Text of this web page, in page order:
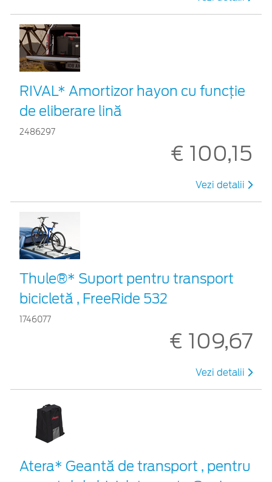
RIVAL* Amortizor hayon cu funcție
de eliberare lină
2486297
€ 100,15
Vezi detalii
Thule®* Suport pentru transport
bicicletă , FreeRide 532
1746077
€ 109,67
Vezi detalii
Atera* Geantă de transport , pentru